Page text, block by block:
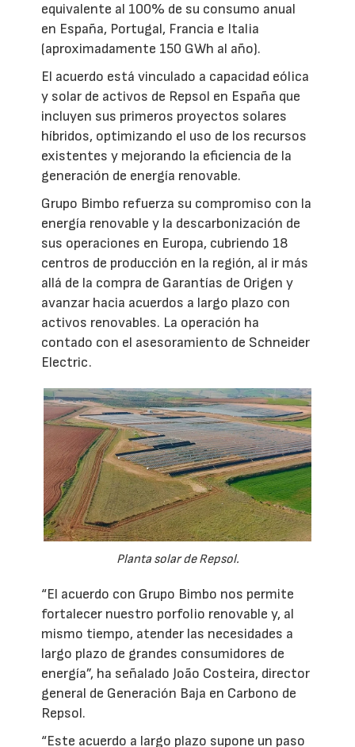
equivalente al 100% de su consumo anual
en España, Portugal, Francia e Italia
(aproximadamente 150 GWh al año).
El acuerdo está vinculado a capacidad eólica
y solar de activos de Repsol en España que
incluyen sus primeros proyectos solares
híbridos, optimizando el uso de los recursos
existentes y mejorando la eficiencia de la
generación de energía renovable.
Grupo Bimbo refuerza su compromiso con la
energía renovable y la descarbonización de
sus operaciones en Europa, cubriendo 18
centros de producción en la región, al ir más
allá de la compra de Garantías de Origen y
avanzar hacia acuerdos a largo plazo con
activos renovables. La operación ha
contado con el asesoramiento de Schneider
Electric.
Planta solar de Repsol.
“El acuerdo con Grupo Bimbo nos permite
fortalecer nuestro porfolio renovable y, al
mismo tiempo, atender las necesidades a
largo plazo de grandes consumidores de
energía”, ha señalado João Costeira, director
general de Generación Baja en Carbono de
Repsol.
“Este acuerdo a largo plazo supone un paso